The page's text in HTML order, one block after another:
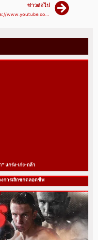
ข่าวต่อไป
https://www.youtube.com/watch?v=tiqAhk2L6K8
แกร่ง-เก่ง-กล้า
งการเลิกชกตลอดชีพ